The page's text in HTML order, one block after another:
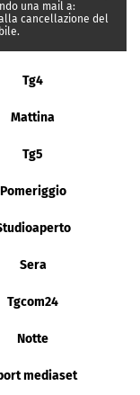
una mail a:
cancellazione del
Tg4
Mattina
Tg5
Pomeriggio
Sera
Tgcom24
Notte
mediaset